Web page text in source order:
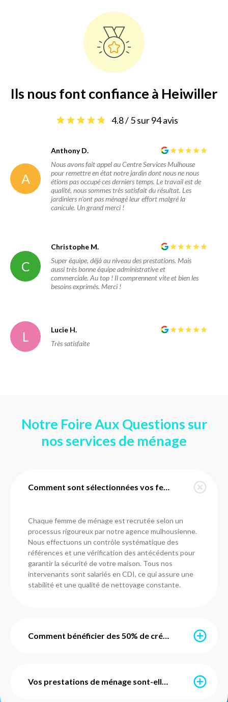
Ils nous font confiance à Heiwiller
4.8 / 5 sur 94 avis
A
Anthony D.
Nous avons fait appel au Centre Services Mulhouse
pour remettre en état notre jardin dont nous ne nous
étions pas occupé ces derniers temps. Le travail est de
qualité, nous sommes très satisfait du résultat. Les
jardiniers n’ont pas ménagé leur effort malgré la
canicule. Un grand merci !
C
Christophe M.
Super équipe, déjà au niveau des prestations. Mais
aussi très bonne équipe administrative et
commerciale. Au top ! Il comprennent vite et bien les
besoins exprimés. Merci !
L
Lucie H.
Très satisfaite
Notre Foire Aux Questions sur
nos services de ménage
Comment sont sélectionnées vos femmes de ménage à Heiwiller ?
Chaque femme de ménage est recrutée selon un
processus rigoureux par notre agence mulhousienne.
Nous effectuons un contrôle systématique des
références et une vérification des antécédents pour
garantir la sécurité de votre maison. Tous nos
intervenants sont salariés en CDI, ce qui assure une
stabilité et une qualité de nettoyage constante.
Comment bénéficier des 50% de crédit d'impôt immédiat ?
payez que 50% du montant de vos prestations. Ce
service est mis en place par l'URSSAF et notre agence
Vos prestations de ménage sont-elles avec ou sans engagement ?